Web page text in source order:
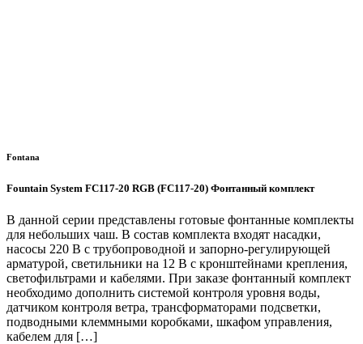
Fontana
Fountain System FC117-20 RGB (FC117-20) Фонтанный комплект
В данной серии представлены готовые фонтанные комплекты
для небольших чаш. В состав комплекта входят насадки,
насосы 220 В с трубопроводной и запорно-регулирующей
арматурой, светильники на 12 В с кронштейнами крепления,
светофильтрами и кабелями. При заказе фонтанный комплект
необходимо дополнить системой контроля уровня воды,
датчиком контроля ветра, трансформаторами подсветки,
подводными клеммными коробками, шкафом управления,
кабелем для […]